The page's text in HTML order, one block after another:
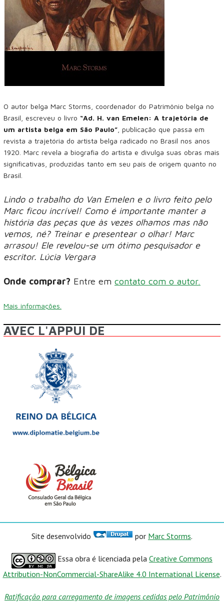
O autor belga Marc Storms, coordenador do Patrimônio belga no
Brasil, escreveu o livro “Ad. H. van Emelen: A trajetória de
um artista belga em São Paulo” , publicação que passa em
revista a trajetória do artista belga radicado no Brasil nos anos
1920. Marc revela a biografia do artista e divulga suas obras mais
significativas, produzidas tanto em seu país de origem quanto no
Brasil.
Lindo o trabalho do Van Emelen e o livro feito pelo
Marc ficou incrível! Como é importante manter a
história das peças que às vezes olhamos mas não
vemos, né? Treinar e presentear o olhar! Marc
arrasou! Ele revelou-se um ótimo pesquisador e
escritor. Lúcia Vergara
Onde comprar? Entre em contato com o autor.
Mais informações.
AVEC L'APPUI DE
Site desenvolvido por Marc Storms.
Essa obra é licenciada pela Creative Commons
Attribution-NonCommercial-ShareAlike 4.0 International License.
Ratificação para carregamento de imagens cedidas pelo Patrimônio